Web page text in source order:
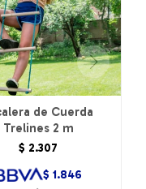
de Cuerda
Trelines 2 m
$ 2.307
$ 1.846